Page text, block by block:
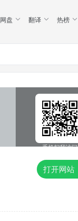
网盘 翻译 热榜
手机扫我访问
打开网站